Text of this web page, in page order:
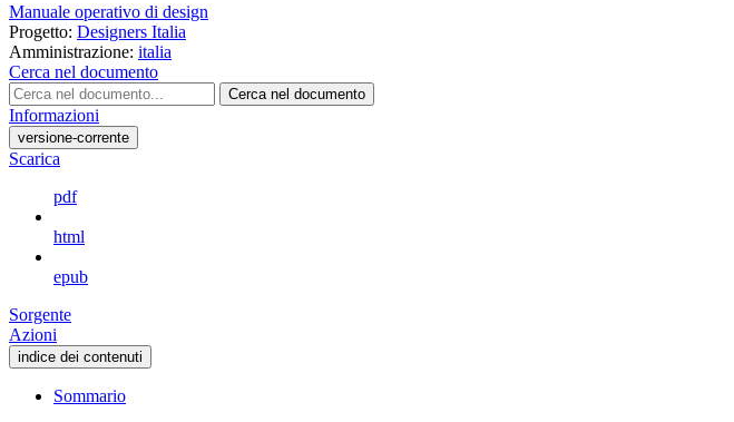
Manuale operativo di design
Progetto: Designers Italia
Amministrazione: italia
Cerca nel documento
Cerca nel documento
Informazioni
versione-corrente
Scarica
pdf
html
epub
Sorgente
Azioni
indice dei contenuti
Sommario